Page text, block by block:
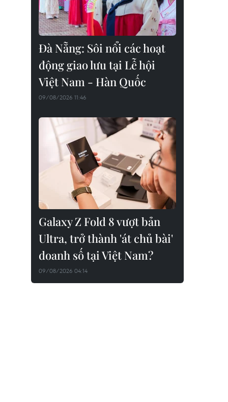
Đà Nẵng: Sôi nổi các hoạt
động giao lưu tại Lễ hội
Việt Nam - Hàn Quốc
09/08/2026 11:46
Galaxy Z Fold 8 vượt bản
Ultra, trở thành 'át chủ bài'
doanh số tại Việt Nam?
09/08/2026 04:14